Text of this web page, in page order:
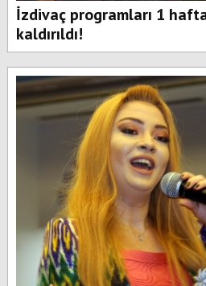
İzdivaç programları 1
kaldırıldı!